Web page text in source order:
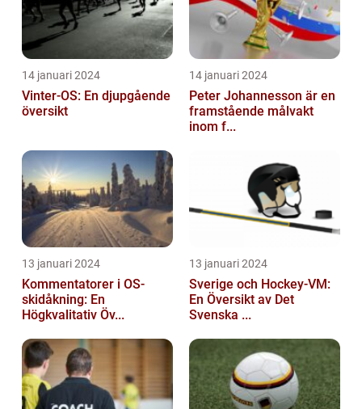
14 januari 2024
Vinter-OS: En djupgående
översikt
14 januari 2024
Peter Johannesson är en
framstående målvakt
inom f...
13 januari 2024
Kommentatorer i OS-
skidåkning: En
Högkvalitativ Öv...
13 januari 2024
Sverige och Hockey-VM:
En Översikt av Det
Svenska ...